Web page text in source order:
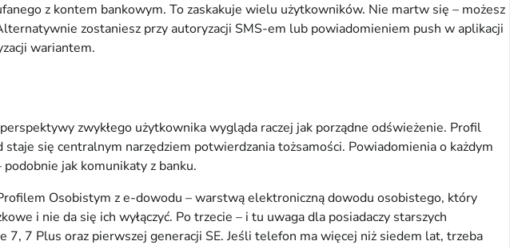
z kontem bankowym. To zaskakuje wielu użytkowników. Nie martw się – możesz
zostaniesz przy autoryzacji SMS-em lub powiadomieniem push w aplikacji
wariantem.
zwykłego użytkownika wygląda raczej jak porządne odświeżenie. Profil
się centralnym narzędziem potwierdzania tożsamości. Powiadomienia o każdym
jak komunikaty z banku.
Osobistym z e-dowodu – warstwą elektroniczną dowodu osobistego, który
i nie da się ich wyłączyć. Po trzecie – i tu uwaga dla posiadaczy starszych
7, 7 Plus oraz pierwszej generacji SE. Jeśli telefon ma więcej niż siedem lat, trzeba